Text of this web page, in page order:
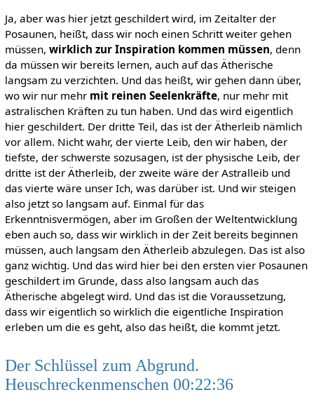
Ja, aber was hier jetzt geschildert wird, im Zeitalter der
Posaunen, heißt, dass wir noch einen Schritt weiter gehen
müssen, wirklich zur Inspiration kommen müssen, denn
da müssen wir bereits lernen, auch auf das Ätherische
langsam zu verzichten. Und das heißt, wir gehen dann über,
wo wir nur mehr mit reinen Seelenkräfte, nur mehr mit
astralischen Kräften zu tun haben. Und das wird eigentlich
hier geschildert. Der dritte Teil, das ist der Ätherleib nämlich
vor allem. Nicht wahr, der vierte Leib, den wir haben, der
tiefste, der schwerste sozusagen, ist der physische Leib, der
dritte ist der Ätherleib, der zweite wäre der Astralleib und
das vierte wäre unser Ich, was darüber ist. Und wir steigen
also jetzt so langsam auf. Einmal für das
Erkenntnisvermögen, aber im Großen der Weltentwicklung
eben auch so, dass wir wirklich in der Zeit bereits beginnen
müssen, auch langsam den Ätherleib abzulegen. Das ist also
ganz wichtig. Und das wird hier bei den ersten vier Posaunen
geschildert im Grunde, dass also langsam auch das
Ätherische abgelegt wird. Und das ist die Voraussetzung,
dass wir eigentlich so wirklich die eigentliche Inspiration
erleben um die es geht, also das heißt, die kommt jetzt.
Der Schlüssel zum Abgrund.
Heuschreckenmenschen 00:22:36